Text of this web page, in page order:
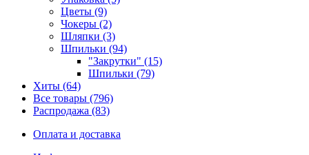
Цветы (9)
Чокеры (2)
Шляпки (3)
Шпильки (94)
"Закрутки" (15)
Шпильки (79)
Хиты (64)
Все товары (796)
Распродажа (83)
Оплата и доставка